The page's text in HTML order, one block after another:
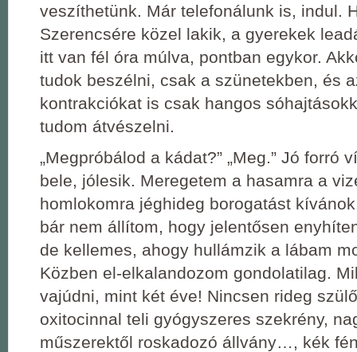
veszíthetünk. Már telefonálunk is, indul.
Szerencsére közel lakik, a gyerekek
itt van fél óra múlva, pontban egykor.
tudok beszélni, csak a szünetekben, és
kontrakciókat is csak hangos
tudom átvészelni.
„Megpróbálod a kádat?” „Meg.” Jó forró
bele, jólesik. Meregetem a hasamra a
homlokomra jéghideg borogatást
bár nem állítom, hogy jelentősen
de kellemes, ahogy hullámzik a lábam
Közben el-elkalandozom gondolatilag.
vajúdni, mint két éve! Nincsen rideg
oxitocinnal teli gyógyszeres szekrény,
műszerektől roskadozó állvány…, kék